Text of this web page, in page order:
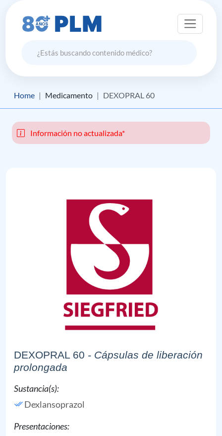
Home Medicamento DEXOPRAL 60
Información no actualizada*
DEXOPRAL 60 - Cápsulas de liberación
prolongada
Sustancia(s):
Dexlansoprazol
Presentaciones: